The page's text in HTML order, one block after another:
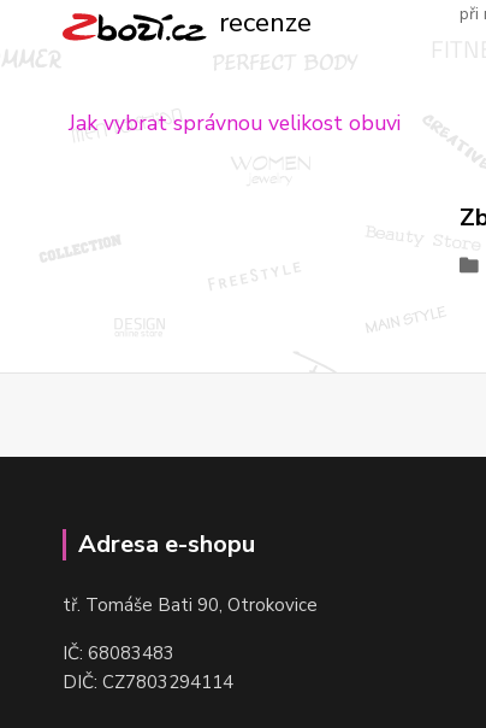
recenze
Jak vybrat správnou velikost obuvi
při
Adresa e-shopu
tř. Tomáše Bati 90, Otrokovice
IČ: 68083483
DIČ: CZ7803294114